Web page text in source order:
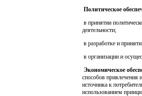
Политическое
в принятии
деятельности;
в разработке и
в организации и
Экономическое
способов привлечения
источника к
использованием